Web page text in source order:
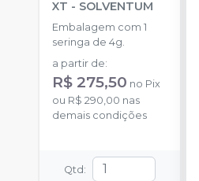
XT - SOLVENTUM
Embalagem com 1
seringa de 4g.
a partir de:
R$ 275,50 no Pix
ou R$ 290,00 nas
demais condições
Qtd :